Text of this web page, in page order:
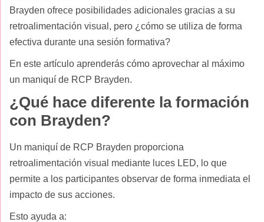
Brayden ofrece posibilidades adicionales gracias a su
retroalimentación visual, pero ¿cómo se utiliza de forma
efectiva durante una sesión formativa?
En este artículo aprenderás cómo aprovechar al máximo
un maniquí de RCP Brayden.
¿Qué hace diferente la formación
con Brayden?
Un maniquí de RCP Brayden proporciona
retroalimentación visual mediante luces LED, lo que
permite a los participantes observar de forma inmediata el
impacto de sus acciones.
Esto ayuda a: